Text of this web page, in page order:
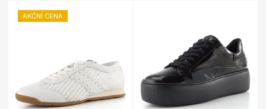
AKČNÍ CENA